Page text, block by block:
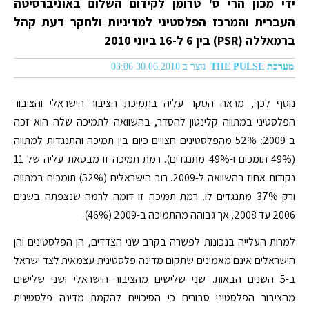
העברית והמרכז הפלסטיני למדיניות ולחקר דעת קהל
ברמאללה (PSR) בין 6 ל-16 ביוני 2010
מערכת THE PULSE נוצר ב 30.06.2010 03:06
נוסף לכך, מראה הסקר עליה בתמיכת הציבור הישראלי והציבור
הפלסטיני במתווה קלינטון להסדר, בהשוואה לתמיכה שלה הוא זכה
ב-2009: 52% מהפלסטינים חצויים כיום בין תמיכה והתנגדות למתווה
(49% תומכים ו-49% מתנגדים). רמת תמיכה זו מבטאת עליה של 11
נקודות אחוז בהשוואה ל-2009. רוב הישראלים (52%) תומכים במתווה
ורק 37% מתנגדים לו. רמת תמיכה זו דומה לרמה שנצפתה בשנים
2006 עד 2008, אך גבוהה מהתמיכה ב-2009 (46%).
למרות העלייה בנכונות לפשרה בקרב שני הצדדים, הן הפלסטינים והן
הישראלים אינם מאמינים שתקום מדינה פלסטינית עצמאית לצד ישראל
ב-5 השנים הבאות. שני שלישים מהציבור הישראלי ושני שלישים
מהציבור הפלסטיני סבורים כי הסיכויים להקמת מדינה פלסטינית